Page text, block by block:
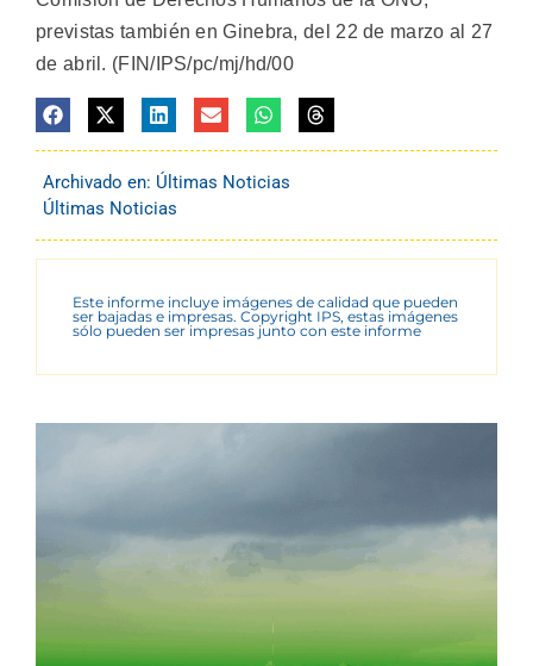
previstas también en Ginebra, del 22 de marzo al 27
de abril. (FIN/IPS/pc/mj/hd/00
Archivado en: Últimas Noticias
Últimas Noticias
Este informe incluye imágenes de calidad que pueden
ser bajadas e impresas. Copyright IPS, estas imágenes
sólo pueden ser impresas junto con este informe